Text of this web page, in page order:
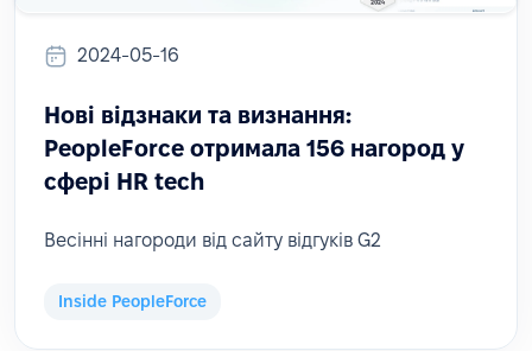
2024-05-16
Нові відзнаки та визнання:
PeopleForce отримала 156 нагород у
сфері HR tech
Весінні нагороди від сайту відгуків G2
Inside PeopleForce